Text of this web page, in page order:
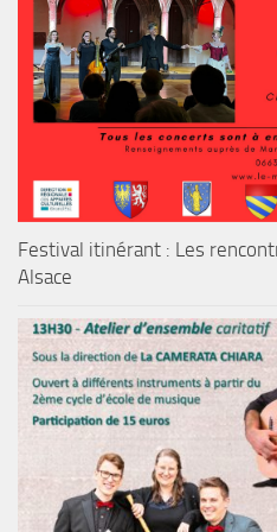
Festival itinérant : Les
Alsace